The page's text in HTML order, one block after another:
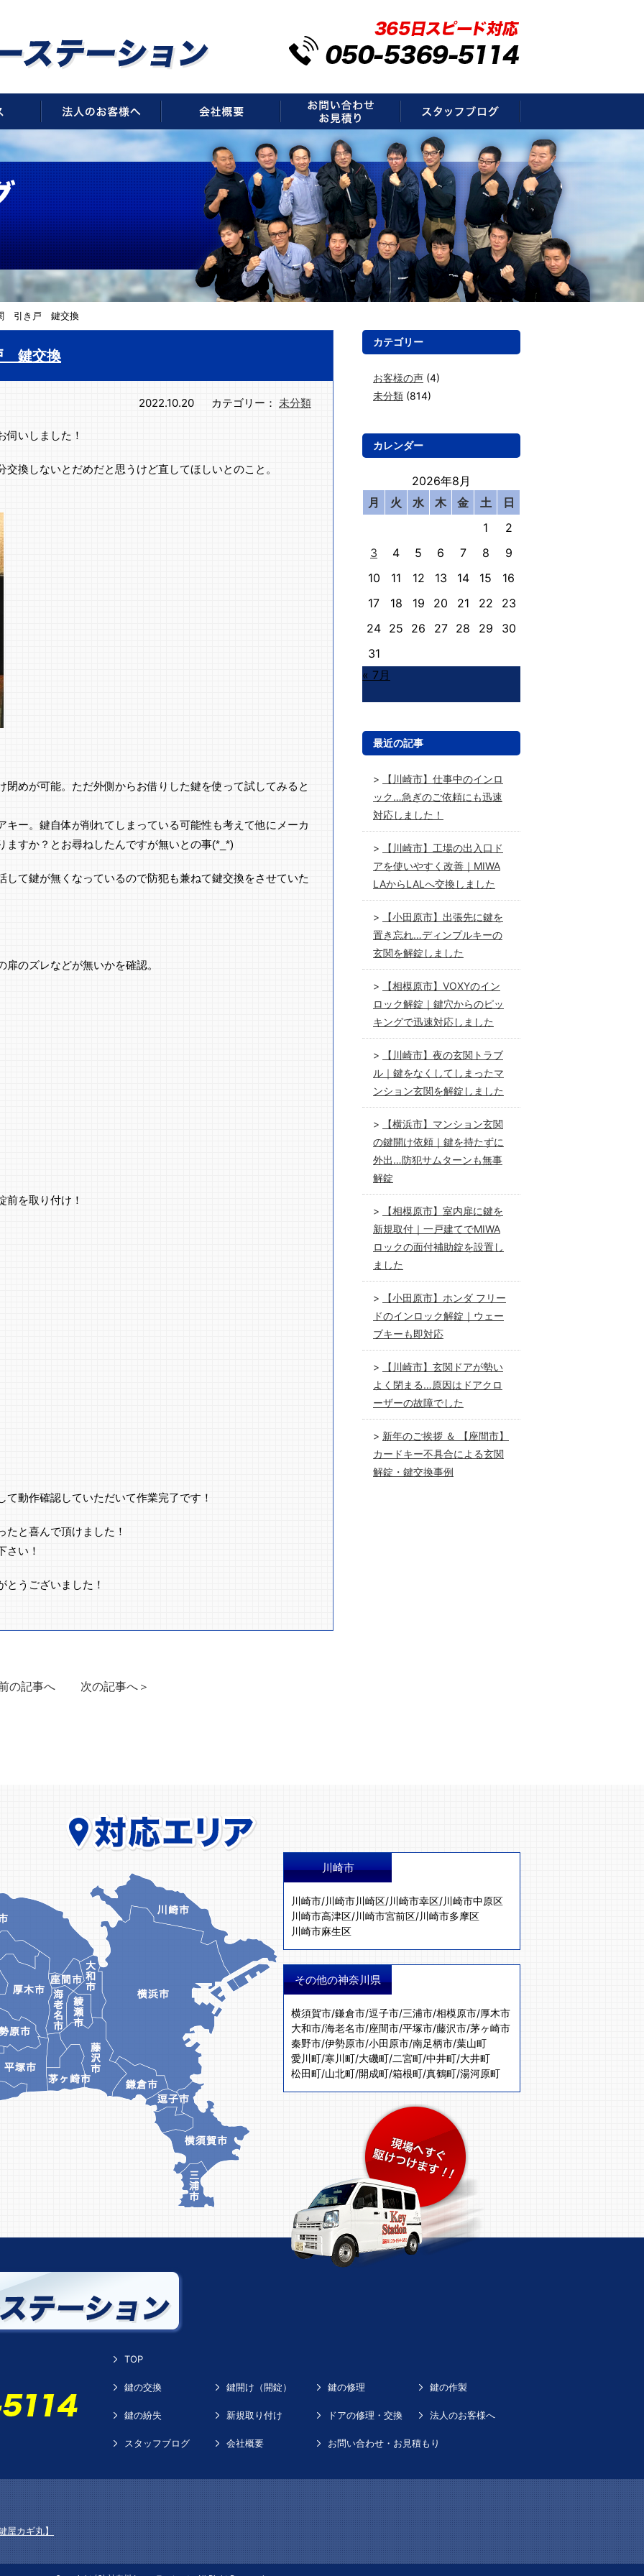
サービス 法人のお客様へ 会社概要 お問い合わせ・お見積もり
引き戸 鍵交換
鍵交換
2022.10.20 カテゴリー： 未分類
伺いしました！
換しないとだめだと思うけど直してほしいとのこと。
閉めが可能。ただ外側からお借りした鍵を使って試してみると
キー。鍵自体が削れてしまっている可能性も考えて他にメーカ
ますか？とお尋ねしたんですが無いとの事(*_*)
して鍵が無くなっているので防犯も兼ねて鍵交換をさせていた
のズレなどが無いかを確認。
前を取り付け！
動作確認していただいて作業完了です！
と喜んで頂けました！
さい！
とうございました！
の記事へ 次の記事へ＞
カテゴリー
お客様の声 (4)
未分類 (814)
カレンダー
2026年8月
月
火 水 木 金 土
日
1
2
3
4 5 6 7 8
9
10
11 12 13 14 15
16
17
18 19 20 21 22
23
24 25 26 27 28 29
30
31
« 7月
最近の記事
【川崎市】仕事中のインロ
ック…急ぎのご依頼にも迅速
対応しました！
【川崎市】工場の出入口ド
アを使いやすく改善｜MIWA
LAからLALへ交換しました
【小田原市】出張先に鍵を
置き忘れ…ディンプルキーの
玄関を解錠しました
【相模原市】VOXYのイン
ロック解錠｜鍵穴からのピッ
キングで迅速対応しました
【川崎市】夜の玄関トラブ
ル｜鍵をなくしてしまったマ
ンション玄関を解錠しました
【横浜市】マンション玄関
の鍵開け依頼｜鍵を持たずに
外出…防犯サムターンも無事
解錠
【相模原市】室内扉に鍵を
新規取付｜一戸建てでMIWA
ロックの面付補助錠を設置し
ました
【小田原市】ホンダ フリー
ドのインロック解錠｜ウェー
ブキーも即対応
【川崎市】玄関ドアが勢い
よく閉まる…原因はドアクロ
ーザーの故障でした
新年のご挨拶 ＆ 【座間市】
カードキー不具合による玄関
解錠・鍵交換事例
川崎市
川崎市/川崎市川崎区/川崎市幸区/川崎市中原区
川崎市高津区/川崎市宮前区/川崎市多摩区
川崎市麻生区
その他の神奈川県
横須賀市/鎌倉市/逗子市/三浦市/相模原市/厚木市
大和市/海老名市/座間市/平塚市/藤沢市/茅ヶ崎市
秦野市/伊勢原市/小田原市/南足柄市/葉山町
愛川町/寒川町/大磯町/二宮町/中井町/大井町
松田町/山北町/開成町/箱根町/真鶴町/湯河原町
TOP
鍵の交換 鍵開け（開錠） 鍵の修理 鍵の作製
鍵の紛失 新規取り付け ドアの修理・交換 法人のお客様へ
スタッフブログ 会社概要 お問い合わせ・お見積もり
屋カギ丸】